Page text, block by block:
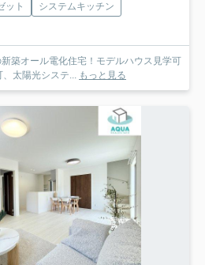
ット
システムキッチン
築オール電化住宅！モデルハウス見学可
太陽光システ... もっと見る